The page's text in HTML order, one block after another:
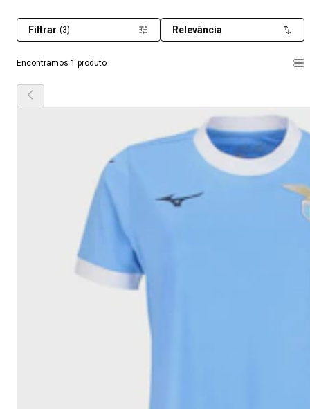
Encontramos 1 produto
Filtrar (3) Relevância